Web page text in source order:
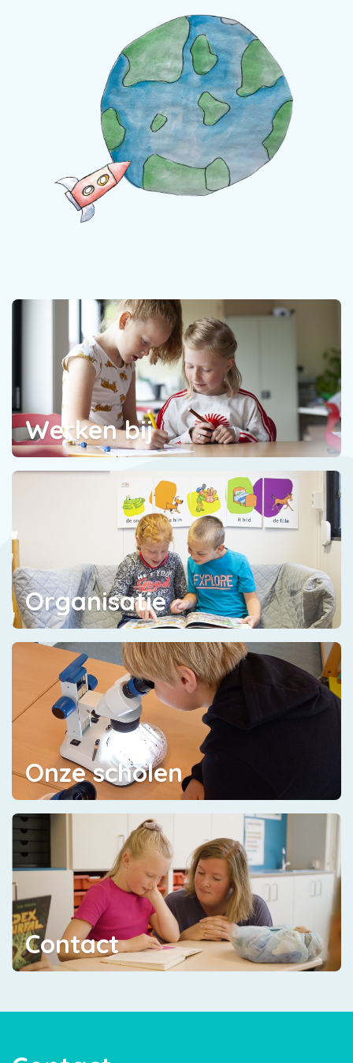
Werken bij
Organisatie
Onze scholen
Contact